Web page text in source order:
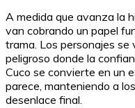
A medida que avanza la
van cobrando un papel
trama. Los personajes se
peligroso donde la
Cuco se convierte en un
parece, manteniendo a
desenlace final.